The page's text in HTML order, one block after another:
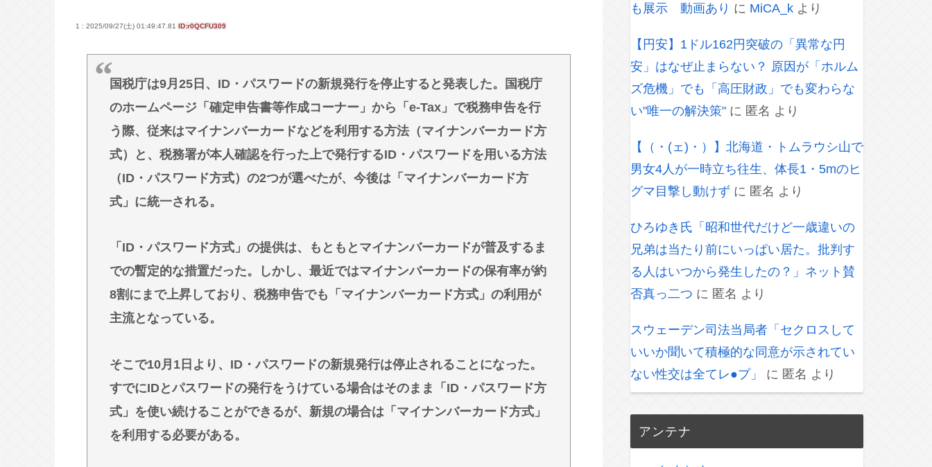
兵庫斎藤知事、県の海外事務所を全廃へ「公務員が海外で遊ぶためにあるだけ」
【悲報】広島さん、81年経っても現実が見えない件www
【画像】品評会 大分の美術系女子高生 童貞は5を選ぶらしい
VIP過疎った理由、作曲ゲェジ説
ゴールデンレトリバーとかいう犬、欠点が存在しない
Powered by livedoor 相互RSS
1 : 2025/09/27(土) 01:49:47.81 ID:r0QCFU309
国税庁は9月25日、ID・パスワードの新規発行を停止すると発表した。国税庁
のホームページ「確定申告書等作成コーナー」から「e-Tax」で税務申告を行
う際、従来はマイナンバーカードなどを利用する方法（マイナンバーカード方
式）と、税務署が本人確認を行った上で発行するID・パスワードを用いる方法
（ID・パスワード方式）の2つが選べたが、今後は「マイナンバーカード方
式」に統一される。
「ID・パスワード方式」の提供は、もともとマイナンバーカードが普及するま
での暫定的な措置だった。しかし、最近ではマイナンバーカードの保有率が約
8割にまで上昇しており、税務申告でも「マイナンバーカード方式」の利用が
主流となっている。
そこで10月1日より、ID・パスワードの新規発行は停止されることになった。
すでにIDとパスワードの発行をうけている場合はそのまま「ID・パスワード方
式」を使い続けることができるが、新規の場合は「マイナンバーカード方式」
を利用する必要がある。
も展示 動画あり に MiCA_k より
【円安】1ドル162円突破の「異常な円
安」はなぜ止まらない？ 原因が「ホルム
ズ危機」でも「高圧財政」でも変わらな
い"唯一の解決策" に 匿名 より
【（・(ェ)・）】北海道・トムラウシ山で
男女4人が一時立ち往生、体長1・5mのヒ
グマ目撃し動けず に 匿名 より
ひろゆき氏「昭和世代だけど一歳違いの
兄弟は当たり前にいっぱい居た。批判す
る人はいつから発生したの？」ネット賛
否真っ二つ に 匿名 より
スウェーデン司法当局者「セクロスして
いいか聞いて積極的な同意が示されてい
ない性交は全てレ●プ」
に 匿名 より
アンテナ